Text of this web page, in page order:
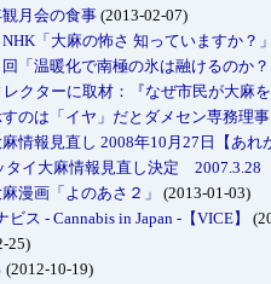
月会の食事 (2013-02-07)
「大麻の怖さ 知っていますか？
「温暖化で南極の氷は融けるのか？
レクターに取材：『なぜ市民が大麻
すのは「イヤ」だとダメセン専務理
情報見直し 2008年10月27日【あれ
タイ大麻情報見直し決定 2007.3.28
漫画「よのあさ２」
(2013-01-03)
ス - Cannabis in Japan -【VICE】
25)
(2012-10-19)